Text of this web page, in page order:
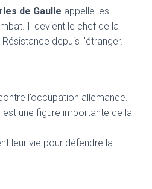
de Gaulle appelle les
Il devient le chef de la
depuis l’étranger.
l’occupation allemande.
est une figure importante de la
leur vie pour défendre la